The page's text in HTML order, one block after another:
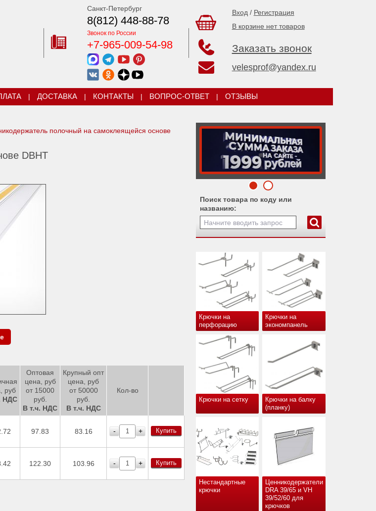
Санкт-Петербург
8(812) 448-88-78
Звонок по России
+7-965-009-54-98
Вход / Регистрация
В корзине нет товаров
Заказать звонок
velesprof@yandex.ru
| ДОСТАВКА | КОНТАКТЫ | ВОПРОС-ОТВЕТ | ОТЗЫВЫ
Поиск товара по коду или
названию:
Крючки на
перфорацию
Крючки на
экономпанель
Крючки на сетку
Крючки на балку
(планку)
Нестандартные
крючки
Ценникодержатели
DRA 39/65 и VH
39/52/60 для
крючков
полочный на самоклеящейся основе
DBHT
руб
НДС
Оптовая
цена, руб
от 15000
руб.
В т.ч. НДС
Крупный опт
цена, руб
от 50000
руб.
В т.ч. НДС
Кол-во
97.83 83.16 - + Купить
122.30 103.96 - + Купить